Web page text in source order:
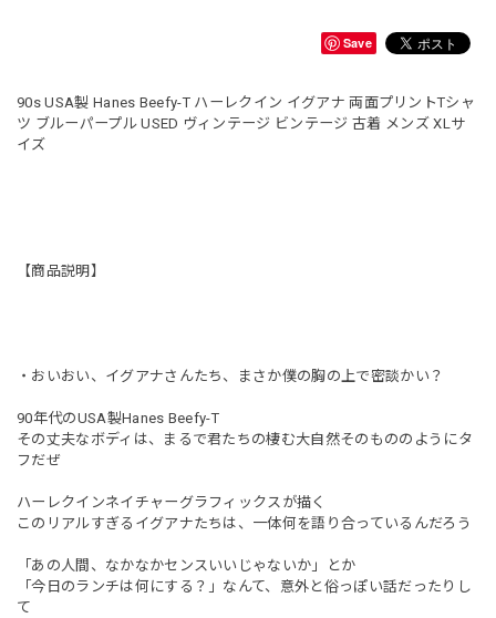
Save
90s USA製 Hanes Beefy-T ハーレクイン イグアナ 両面プリントTシャ
ツ ブルーパープル USED ヴィンテージ ビンテージ 古着 メンズ XLサ
イズ
【商品説明】
・おいおい、イグアナさんたち、まさか僕の胸の上で密談かい？
90年代のUSA製Hanes Beefy-T
その丈夫なボディは、まるで君たちの棲む大自然そのもののようにタ
フだぜ
ハーレクインネイチャーグラフィックスが描く
このリアルすぎるイグアナたちは、一体何を語り合っているんだろう
「あの人間、なかなかセンスいいじゃないか」とか
「今日のランチは何にする？」なんて、意外と俗っぽい話だったりし
て